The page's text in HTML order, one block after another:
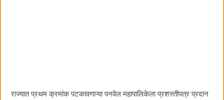
राज्यात प्रथम क्रमांक पटकावणाऱ्या पनवेल महापालिकेला प्रशस्तीपत्र प्रदान